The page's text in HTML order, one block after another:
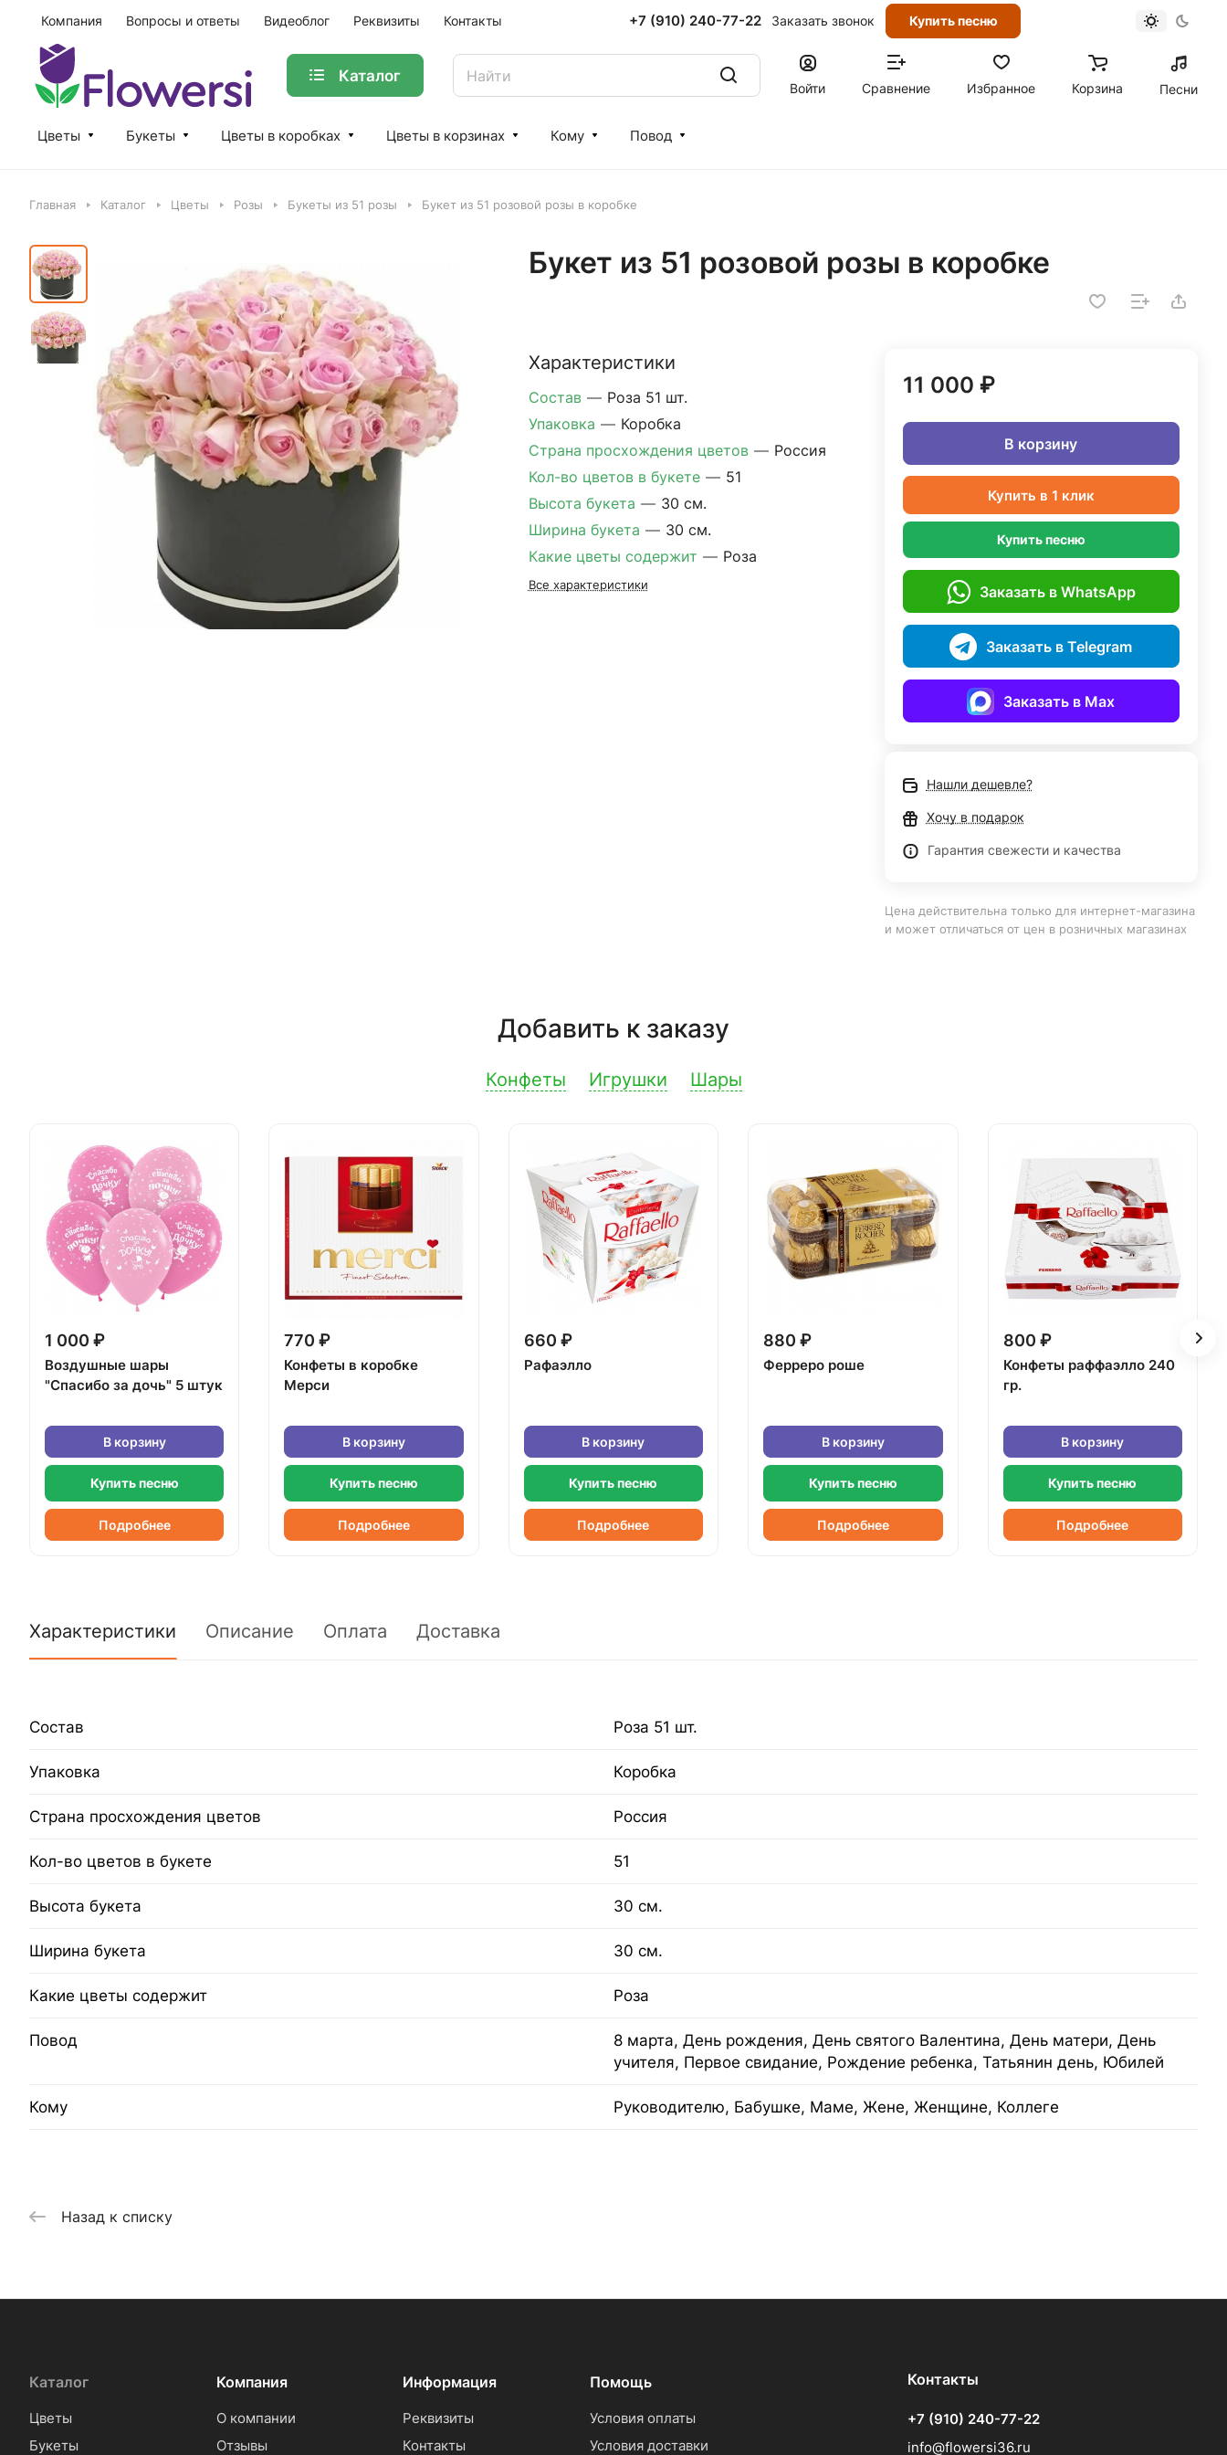
Компания Вопросы и ответы Видеоблог Реквизиты Контакты +7 (910) 240-77-22 Заказать звонок Купить песню
Каталог
Войти Сравнение Избранное Корзина Песни
Цветы Букеты Цветы в коробках Цветы в корзинах Кому Повод
Главная Каталог Цветы Розы Букеты из 51 розы Букет из 51 розовой розы в коробке
Букет из 51 розовой розы в коробке
Характеристики
Состав — Роза 51 шт.
Упаковка — Коробка
Страна просхождения цветов — Россия
Кол-во цветов в букете — 51
Высота букета — 30 см.
Ширина букета — 30 см.
Какие цветы содержит — Роза
Все характеристики
11 000 ₽
В корзину
Купить в 1 клик
Купить песню
Заказать в WhatsApp
Заказать в Telegram
Заказать в Max
Нашли дешевле?
Хочу в подарок
Гарантия свежести и качества
Цена действительна только для интернет-магазина
и может отличаться от цен в розничных магазинах
Добавить к заказу
Конфеты Игрушки Шары
1 000 ₽
Воздушные шары
"Спасибо за дочь" 5 штук
В корзину
Купить песню
Подробнее
770 ₽
Конфеты в коробке
Мерси
В корзину
Купить песню
Подробнее
660 ₽
Рафаэлло
В корзину
Купить песню
Подробнее
880 ₽
Ферреро роше
В корзину
Купить песню
Подробнее
800 ₽
Конфеты раффаэлло 240
гр.
В корзину
Купить песню
Подробнее
Характеристики Описание Оплата Доставка
Состав Роза 51 шт.
Упаковка Коробка
Страна просхождения цветов Россия
Кол-во цветов в букете 51
Высота букета 30 см.
Ширина букета 30 см.
Какие цветы содержит Роза
Повод
8 марта, День рождения, День святого Валентина, День матери, День
учителя, Первое свидание, Рождение ребенка, Татьянин день, Юбилей
Кому Руководителю, Бабушке, Маме, Жене, Женщине, Коллеге
Назад к списку
Каталог
Цветы
Букеты
Компания
О компании
Отзывы
Информация
Реквизиты
Контакты
Помощь
Условия оплаты
Условия доставки
Контакты
+7 (910) 240-77-22
info@flowersi36.ru